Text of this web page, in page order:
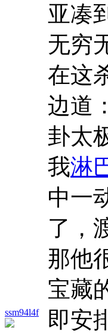
ssm94l4f
亚凑
无穷
在这
边道
卦太
我淋
中一
了，
那他
宝藏
即安